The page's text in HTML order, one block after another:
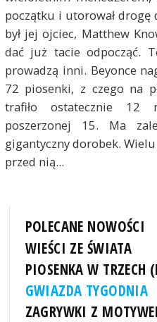
początku i utorował drogę
był jej ojciec, Matthew
dać już tacie odpocząć.
prowadzą inni. Beyonce
72 piosenki, z czego na
trafiło ostatecznie 12
poszerzonej 15. Ma
gigantyczny dorobek.
przed nią...
POLECANE NOWOŚCI
WIEŚCI ZE ŚWIATA
PIOSENKA W TRZECH
GWIAZDA TYGODNIA
ZAGRYWKI Z